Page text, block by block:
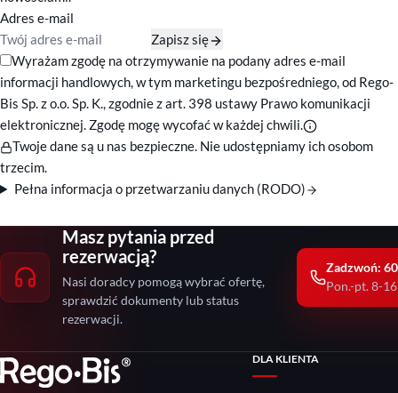
Adres e-mail
Zapisz się
Zgody marketingowe
Wyrażam zgodę na otrzymywanie na podany adres e-mail
informacji handlowych, w tym marketingu bezpośredniego, od Rego-
Bis Sp. z o.o. Sp. K., zgodnie z art. 398 ustawy Prawo komunikacji
elektronicznej. Zgodę mogę wycofać w każdej chwili.
Twoje dane są u nas bezpieczne. Nie udostępniamy ich osobom
trzecim.
Pełna informacja o przetwarzaniu danych (RODO)
Masz pytania przed
rezerwacją?
Nasi doradcy pomogą wybrać ofertę,
sprawdzić dokumenty lub status
rezerwacji.
Zadzwoń:
Pon.-pt. 8-16
DLA KLIENTA